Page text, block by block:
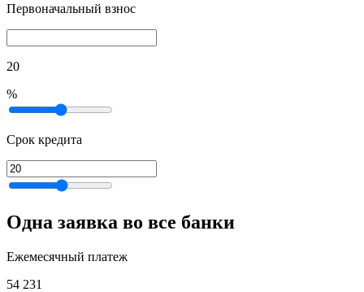
Первоначальный взнос
20
%
Срок кредита
Одна заявка во все банки
Ежемесячный платеж
54 231